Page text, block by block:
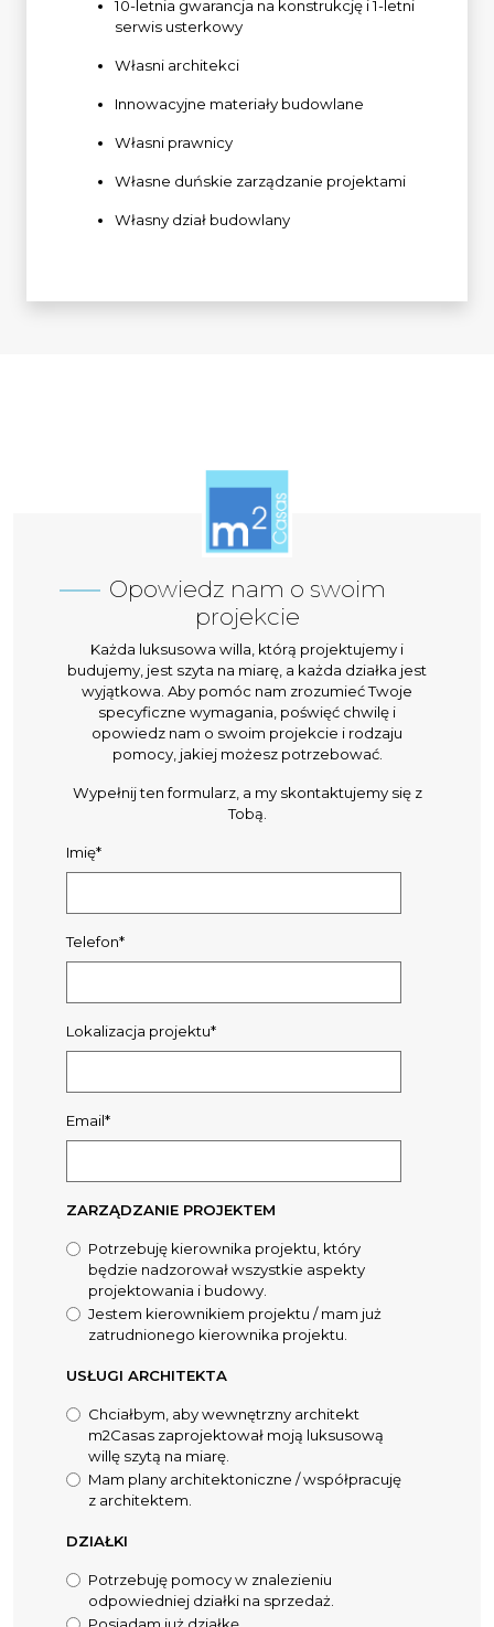
10-letnia gwarancja na konstrukcję i 1-letni
serwis usterkowy
Własni architekci
Innowacyjne materiały budowlane
Własni prawnicy
Własne duńskie zarządzanie projektami
Własny dział budowlany
Opowiedz nam o swoim
projekcie
Każda luksusowa willa, którą projektujemy i
budujemy, jest szyta na miarę, a każda działka jest
wyjątkowa. Aby pomóc nam zrozumieć Twoje
specyficzne wymagania, poświęć chwilę i
opowiedz nam o swoim projekcie i rodzaju
pomocy, jakiej możesz potrzebować.
Wypełnij ten formularz, a my skontaktujemy się z
Tobą.
Imię*
Telefon*
Lokalizacja projektu*
Email*
ZARZĄDZANIE PROJEKTEM
Potrzebuję kierownika projektu, który
będzie nadzorował wszystkie aspekty
projektowania i budowy.
Jestem kierownikiem projektu / mam już
zatrudnionego kierownika projektu.
USŁUGI ARCHITEKTA
Chciałbym, aby wewnętrzny architekt
m2Casas zaprojektował moją luksusową
willę szytą na miarę.
Mam plany architektoniczne / współpracuję
z architektem.
DZIAŁKI
Potrzebuję pomocy w znalezieniu
odpowiedniej działki na sprzedaż.
Posiadam już działkę.